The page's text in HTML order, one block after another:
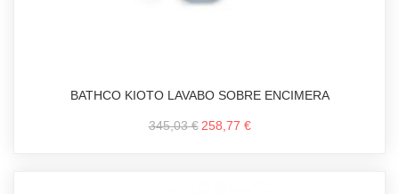
BATHCO KIOTO LAVABO SOBRE ENCIMERA
345,03 € 258,77 €